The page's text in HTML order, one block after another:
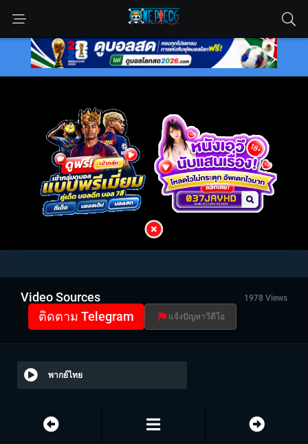
Video Sources 1978 Views
ติดตาม Telegram แจ้งปัญหาวีดีโอ
พากย์ไทย